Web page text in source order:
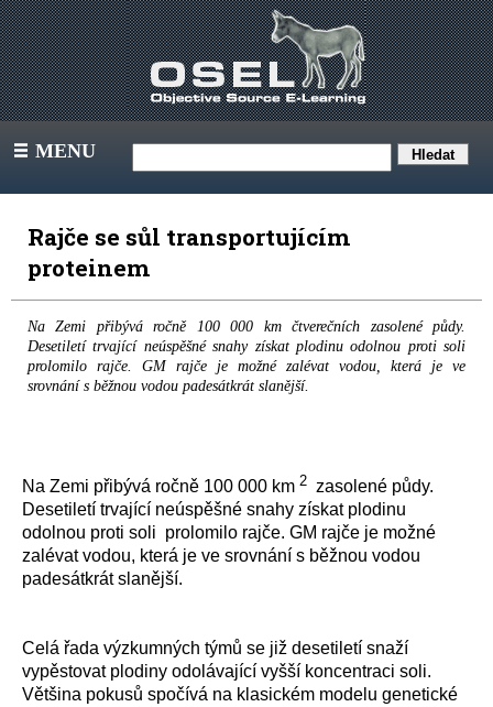
III MENU
Rajče se sůl transportujícím
proteinem
Na Zemi přibývá ročně 100 000 km čtverečních zasolené půdy.
Desetiletí trvající neúspěšné snahy získat plodinu odolnou proti soli
prolomilo rajče. GM rajče je možné zalévat vodou, která je ve
srovnání s běžnou vodou padesátkrát slanější.
Na Zemi přibývá ročně 100 000 km 2 zasolené půdy.
Desetiletí trvající neúspěšné snahy získat plodinu
odolnou proti soli prolomilo rajče. GM rajče je možné
zalévat vodou, která je ve srovnání s běžnou vodou
padesátkrát slanější.
Celá řada výzkumných týmů se již desetiletí snaží
vypěstovat plodiny odolávající vyšší koncentraci soli.
Většina pokusů spočívá na klasickém modelu genetické